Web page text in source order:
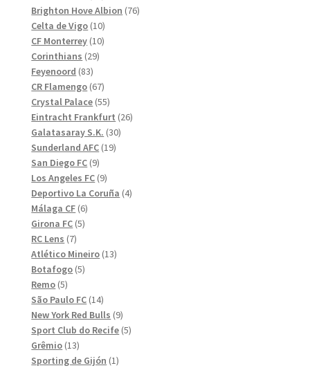
produkter
Brighton Hove Albion 7676
Celta de Vigo 1010
produkter
CF Monterrey 1010
Corinthians 2929
Feyenoord 8383
produkter
CR Flamengo 6767
produkter
Crystal Palace 5555
produkter
Eintracht Frankfurt 2626
Galatasaray S.K. 3030
Sunderland AFC 1919
San Diego FC 99
produkter
Los Angeles FC 99
produkter
Deportivo La Coruña 44
Málaga CF 66
Girona FC 55
RC Lens 77
produkter
Atlético Mineiro 1313
Botafogo 55
Remo 55
produkter
São Paulo FC 1414
produkter
New York Red Bulls 99
produkter
Sport Club do Recife 55
Grêmio 1313
produkter
Sporting de Gijón 11